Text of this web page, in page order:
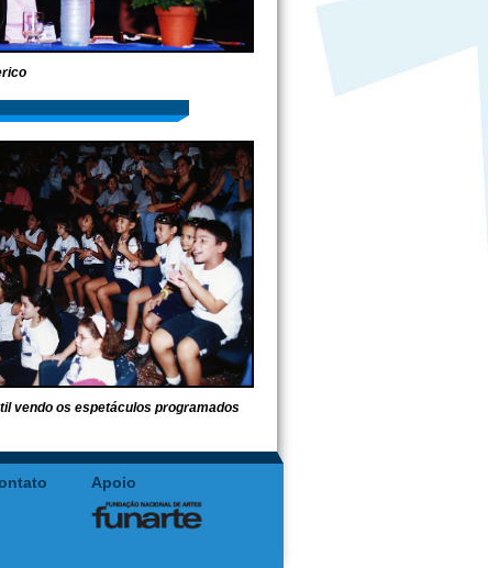
vendo os espetáculos programados
Apoio